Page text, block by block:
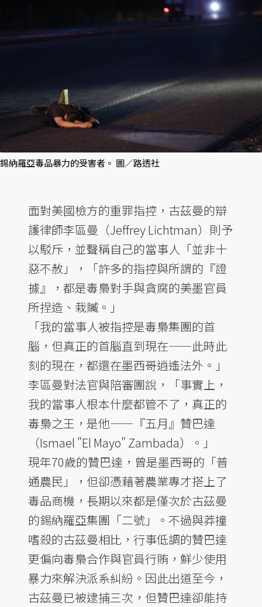
錫納羅亞毒品暴力的受害者。 圖／路透社
面對美國檢方的重罪指控，古茲曼的辯
護律師李區曼（Jeffrey Lichtman）則予
以駁斥，並聲稱自己的當事人「並非十
惡不赦」，「許多的指控與所謂的『證
據』，都是毒梟對手與貪腐的美墨官員
所捏造、栽贓。」
「我的當事人被指控是毒梟集團的首
腦，但真正的首腦直到現在——此時此
刻的現在，都還在墨西哥逍遙法外。」
李區曼對法官與陪審團說，「事實上，
我的當事人根本什麼都管不了，真正的
毒梟之王，是他——『五月』贊巴達
（Ismael "El Mayo" Zambada）。」
現年70歲的贊巴達，曾是墨西哥的「普
通農民」，但卻憑藉著農業專才搭上了
毒品商機，長期以來都是僅次於古茲曼
的錫納羅亞集團「二號」。不過與莽撞
嗜殺的古茲曼相比，行事低調的贊巴達
更偏向毒梟合作與官員行賄，鮮少使用
暴力來解決派系糾紛。因此出道至今，
古茲曼已被逮捕三次，但贊巴達卻能持